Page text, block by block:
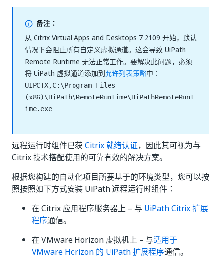
备注：
从 Citrix Virtual Apps and Desktops 7 2109 开始，默认
情况下会阻止所有自定义虚拟通道。这会导致 UiPath
Remote Runtime 无法正常工作。要解决此问题，必须
将 UiPath 虚拟通道添加到允许列表策略中：
UIPCTX,C:\Program Files
(x86)\UiPath\RemoteRuntime\UiPathRemoteRunt
ime.exe
远程运行时组件已获 Citrix 就绪认证，因此其可视为与
Citrix 技术搭配使用的可靠有效的解决方案。
根据您构建的自动化项目所要基于的环境类型，您可以按
照按照如下方式安装 UiPath 远程运行时组件：
在 Citrix 应用程序服务器上 – 与 UiPath Citrix 扩展
程序通信。
在 VMware Horizon 虚拟机上 – 与适用于
VMware Horizon 的 UiPath 扩展程序通信。